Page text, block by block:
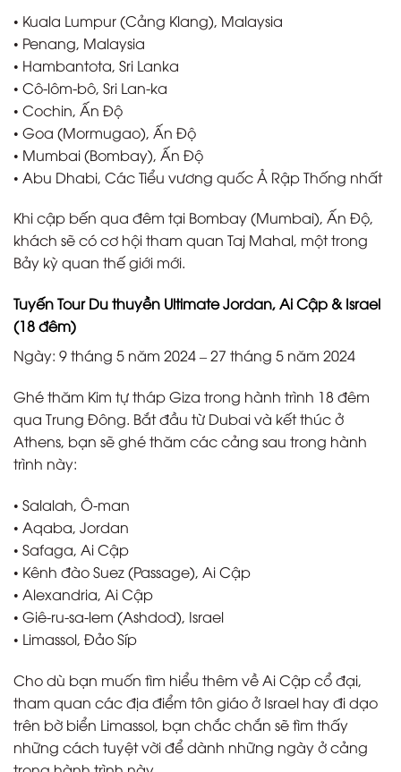
• Kuala Lumpur (Cảng Klang), Malaysia
• Penang, Malaysia
• Hambantota, Sri Lanka
• Cô-lôm-bô, Sri Lan-ka
• Cochin, Ấn Độ
• Goa (Mormugao), Ấn Độ
• Mumbai (Bombay), Ấn Độ
• Abu Dhabi, Các Tiểu vương quốc Ả Rập Thống nhất
Khi cập bến qua đêm tại Bombay (Mumbai), Ấn Độ,
khách sẽ có cơ hội tham quan Taj Mahal, một trong
Bảy kỳ quan thế giới mới.
Tuyến Tour Du thuyền Ultimate Jordan, Ai Cập & Israel
(18 đêm)
Ngày: 9 tháng 5 năm 2024 – 27 tháng 5 năm 2024
Ghé thăm Kim tự tháp Giza trong hành trình 18 đêm
qua Trung Đông. Bắt đầu từ Dubai và kết thúc ở
Athens, bạn sẽ ghé thăm các cảng sau trong hành
trình này:
• Salalah, Ô-man
• Aqaba, Jordan
• Safaga, Ai Cập
• Kênh đào Suez (Passage), Ai Cập
• Alexandria, Ai Cập
• Giê-ru-sa-lem (Ashdod), Israel
• Limassol, Đảo Síp
Cho dù bạn muốn tìm hiểu thêm về Ai Cập cổ đại,
tham quan các địa điểm tôn giáo ở Israel hay đi dạo
trên bờ biển Limassol, bạn chắc chắn sẽ tìm thấy
những cách tuyệt vời để dành những ngày ở cảng